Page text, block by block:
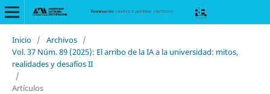
Inicio / Archivos /
Vol. 37 Núm. 89 (2025): El arribo de la IA a la universidad: mitos,
realidades y desafíos II
/
Artículos